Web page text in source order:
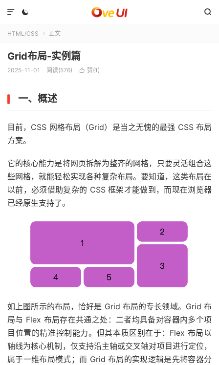
 

HTML/CSS  正文
Grid布局-实例篇
2025-11-01 阅读(576)  赞(1 )
一、概述
目前，CSS 网格布局（Grid）是当之无愧的最强 CSS 布局
方案。
它的核心能力是将网页拆解为整齐的网格，只要灵活组合这
些网格，就能轻松实现各种复杂布局。要知道，这类布局在
以前，必须借助复杂的 CSS 框架才能做到，而现在浏览器
已经原生支持了。
如上图所示的布局，恰好是 Grid 布局的专长领域。Grid 布
局与 Flex 布局存在共通之处：二者均具备对容器内多个项
目位置的精准控制能力。但其本质区别在于：Flex 布局以
轴线为核心机制，仅支持沿主轴或交叉轴对项目进行定位，
属于一维布局模式；而 Grid 布局的实现逻辑是先将容器分